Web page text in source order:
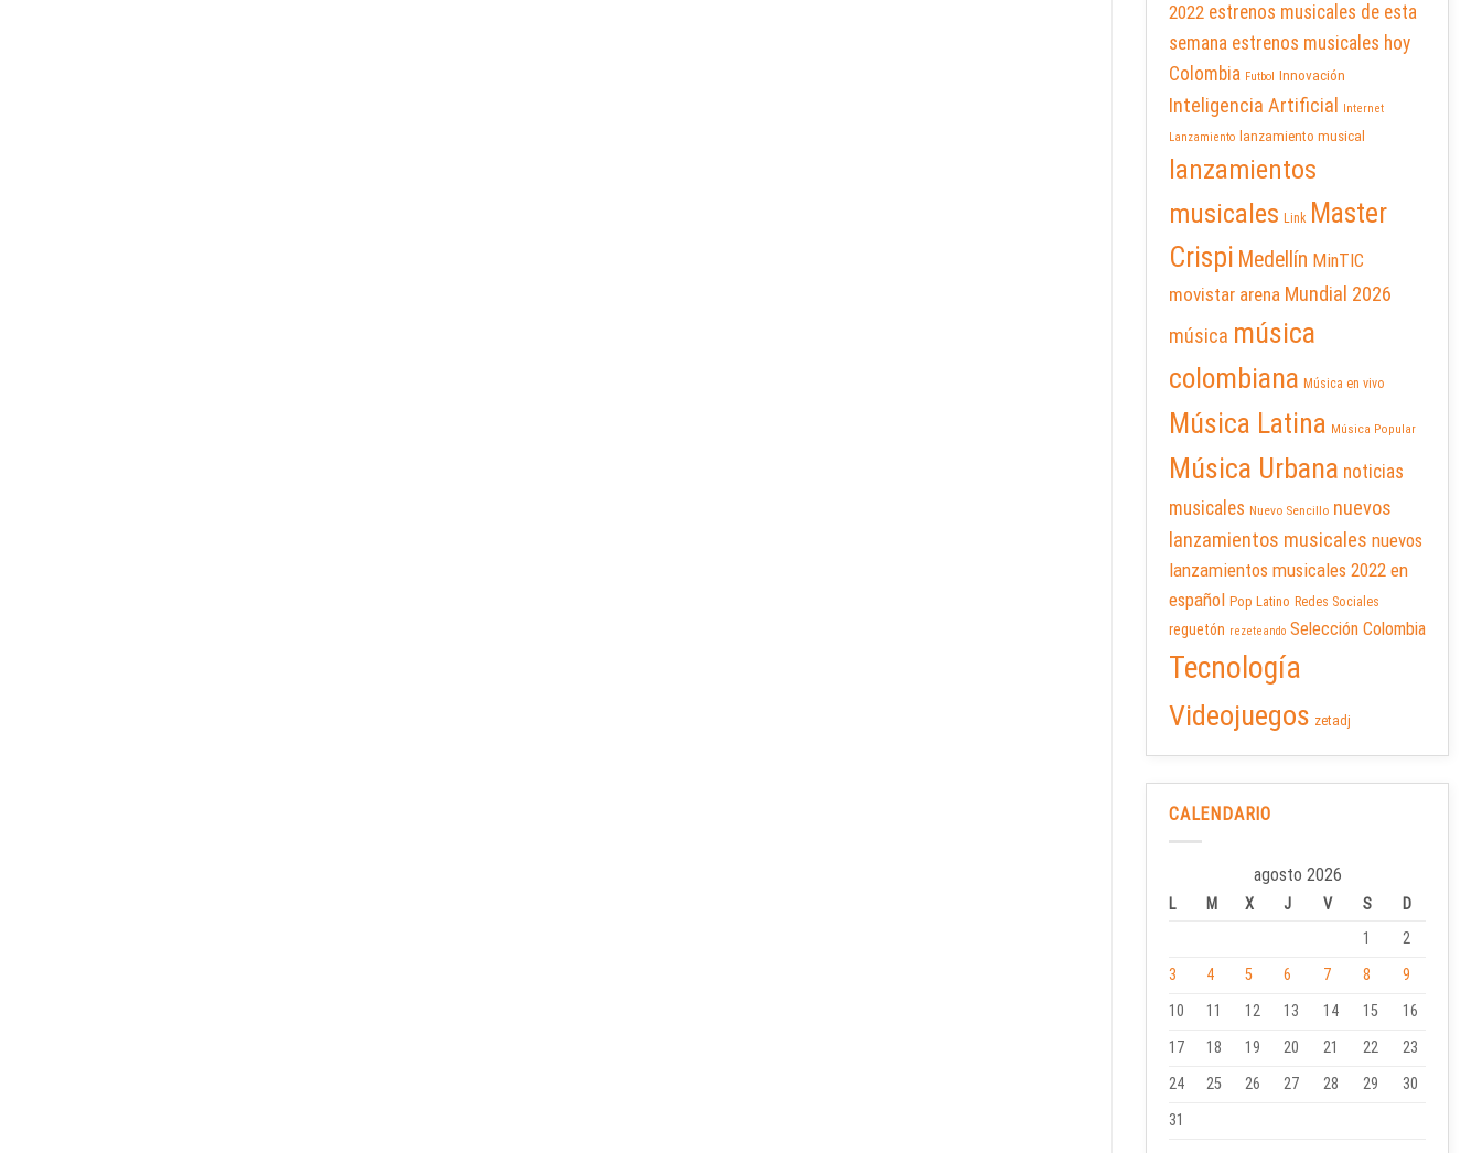
2022 estrenos musicales de esta
semana estrenos musicales hoy
Colombia Futbol Innovación
Inteligencia Artificial
Internet
Lanzamiento
lanzamiento musical
lanzamientos
musicales Link Master
Crispi Medellín MinTIC
movistar arena Mundial 2026
música música
colombiana Música en vivo
Música Latina Música Popular
Música Urbana noticias
musicales Nuevo Sencillo nuevos
lanzamientos musicales nuevos
lanzamientos musicales 2022 en
español Pop Latino Redes Sociales
reguetón rezeteando Selección Colombia
Tecnología
Videojuegos zetadj
CALENDARIO
agosto 2026
L M X J V S
D
1
2
3
4 5 6 7 8
9
10
11 12 13 14 15
16
17
18 19 20 21 22
23
24
25 26 27 28 29
30
31